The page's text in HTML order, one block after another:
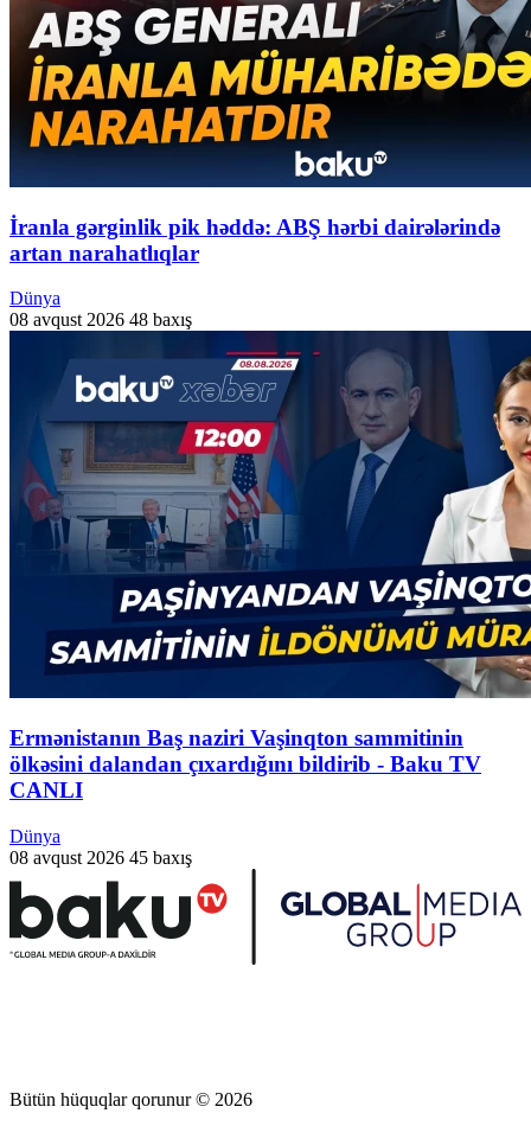
İranla gərginlik pik həddə: ABŞ hərbi dairələrində
artan narahatlıqlar
Dünya
08 avqust 2026 48 baxış
Ermənistanın Baş naziri Vaşinqton sammitinin
ölkəsini dalandan çıxardığını bildirib - Baku TV
CANLI
Dünya
08 avqust 2026 45 baxış
Bütün hüquqlar qorunur © 2026